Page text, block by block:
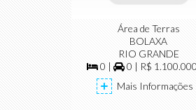
Área de Terras
BOLAXA
RIO GRANDE
0 |
0 | R$
Mais Informações